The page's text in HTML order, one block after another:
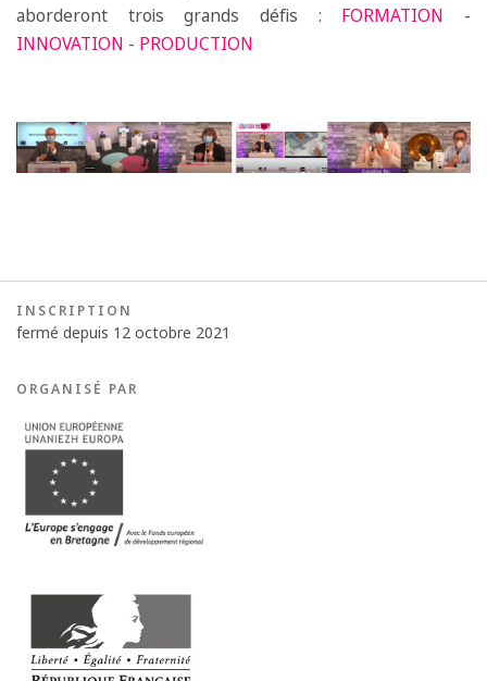
aborderont trois grands défis : FORMATION -
INNOVATION - PRODUCTION
INSCRIPTION
fermé depuis 12 octobre 2021
ORGANISÉ PAR